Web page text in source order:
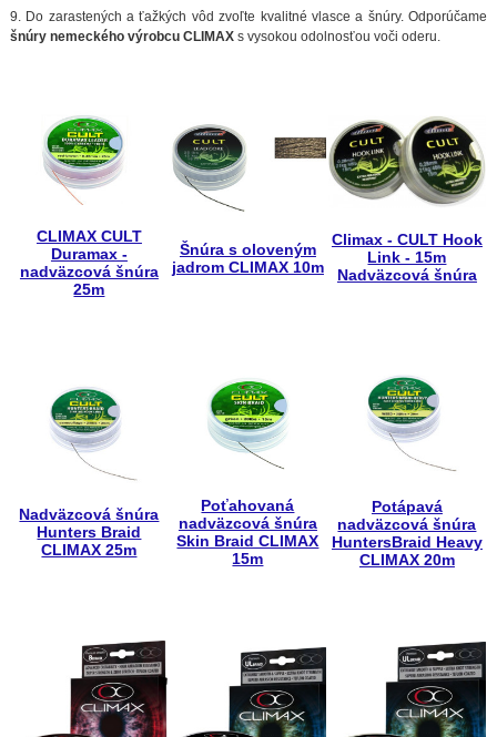
9. Do zarastených a ťažkých vôd zvoľte kvalitné vlasce a šnúry. Odporúčame
šnúry nemeckého výrobcu CLIMAXs vysokou odolnosťou voči oderu.
CLIMAX CULT
Duramax -
nadväzcová šnúra
25m
Šnúra s oloveným
jadrom CLIMAX 10m
Climax - CULT Hook
Link - 15m
Nadväzcová šnúra
Nadväzcová šnúra
Hunters Braid
CLIMAX 25m
Poťahovaná
nadväzcová šnúra
Skin Braid CLIMAX
15m
Potápavá
nadväzcová šnúra
HuntersBraid Heavy
CLIMAX 20m